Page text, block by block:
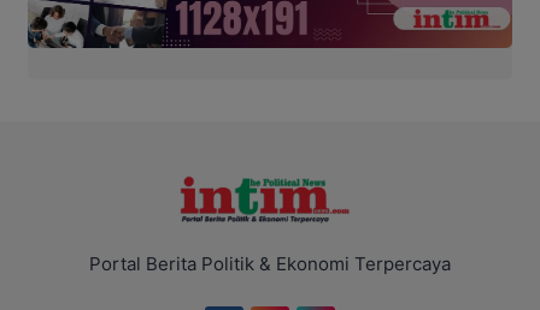
Portal Berita Politik & Ekonomi Terpercaya